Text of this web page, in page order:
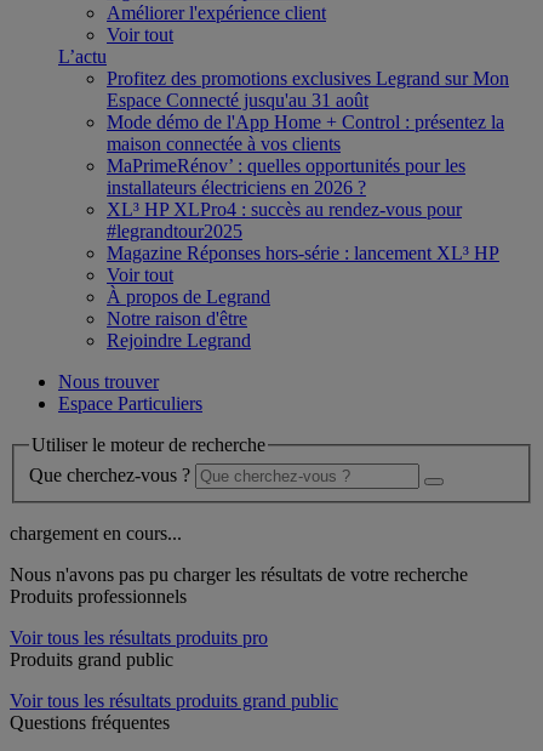
Améliorer l'expérience client
Voir tout
L’actu
Profitez des promotions exclusives Legrand sur Mon
Espace Connecté jusqu'au 31 août
Mode démo de l'App Home + Control : présentez la
maison connectée à vos clients
MaPrimeRénov’ : quelles opportunités pour les
installateurs électriciens en 2026 ?
XL³ HP XLPro4 : succès au rendez-vous pour
#legrandtour2025
Magazine Réponses hors-série : lancement XL³ HP
Voir tout
À propos de Legrand
Notre raison d'être
Rejoindre Legrand
Nous trouver
Espace Particuliers
Utiliser le moteur de recherche
Que cherchez-vous ?
chargement en cours...
Nous n'avons pas pu charger les résultats de votre recherche
Produits professionnels
Voir tous les résultats produits pro
Produits grand public
Voir tous les résultats produits grand public
Questions fréquentes